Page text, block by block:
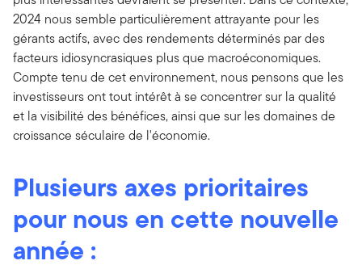
2024 nous semble particulièrement attrayante pour les
gérants actifs, avec des rendements déterminés par des
facteurs idiosyncrasiques plus que macroéconomiques.
Compte tenu de cet environnement, nous pensons que les
investisseurs ont tout intérêt à se concentrer sur la qualité
et la visibilité des bénéfices, ainsi que sur les domaines de
croissance séculaire de l'économie.
Plusieurs axes prioritaires
pour nous en cette nouvelle
année :